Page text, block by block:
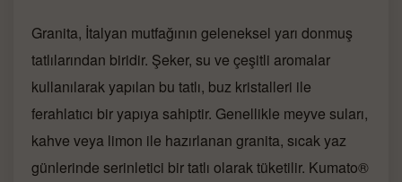
Granita, İtalyan mutfağının geleneksel yarı donmuş
tatlılarından biridir. Şeker, su ve çeşitli aromalar
kullanılarak yapılan bu tatlı, buz kristalleri ile
ferahlatıcı bir yapıya sahiptir. Genellikle meyve suları,
kahve veya limon ile hazırlanan granita, sıcak yaz
günlerinde serinletici bir tatlı olarak tüketilir. Kumato®